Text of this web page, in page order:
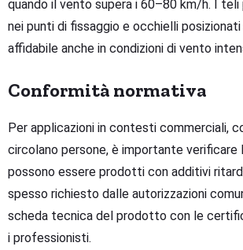
quando il vento supera i 60–80 km/h. I
nei punti di fissaggio e occhielli posizionati
affidabile anche in condizioni di vento
Conformità normativa
Per applicazioni in contesti commerciali,
circolano persone, è importante verificare
possono essere prodotti con additivi
spesso richiesto dalle autorizzazioni
scheda tecnica del prodotto con le
i professionisti.